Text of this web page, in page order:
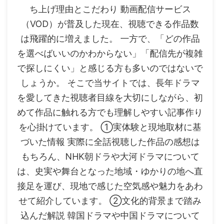
ち上げ理由とこだわり 動画配信サービス
（VOD）が普及した現在、視聴できる作品数
は飛躍的に増えました。 一方で、「どの作品
を選べばいいのかわからない」「配信先が複雑
で探しにくい」と感じる方も多いのではないで
しょうか。 そこで当サイトでは、長年ドラマ
を愛してきた視聴者目線を大切にしながら、初
めて作品に触れる方でも理解しやすい記事作り
を心掛けています。 ①実体験と現地取材に基
づいた情報 実際に全話視聴した作品の感想は
もちろん、NHK朝ドラや大河ドラマについて
は、史実や舞台となった地域・ゆかりの地へ直
接足を運び、現地で感じた空気感や魅力をあわ
せて紹介しています。 ②文化的背景まで踏み
込んだ解説 韓国ドラマや中国ドラマについて